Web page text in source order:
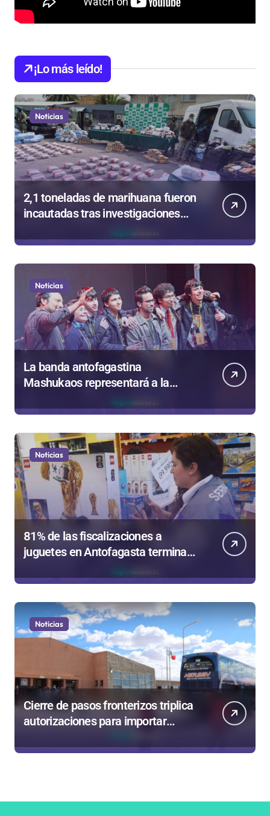
¡Lo más leído!
Noticias
2,1 toneladas de marihuana fueron
incautadas tras investigaciones
Noticias
La banda antofagastina
Mashukaos representará a la
de Valparaíso
Noticias
81% de las fiscalizaciones a
juguetes en Antofagasta termina
en sumarios sanitarios
Noticias
Cierre de pasos fronterizos triplica
autorizaciones para importar